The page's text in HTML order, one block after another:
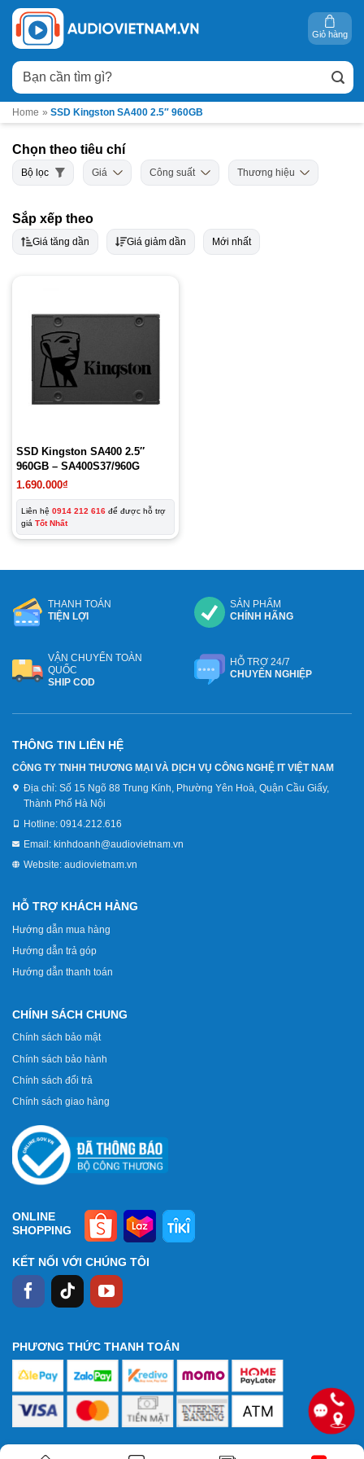
Bỏ
qua
nội
dung
Tìm
kiếm:
Giỏ hàng
Home » SSD Kingston SA400 2.5″ 960GB
Chọn theo tiêu chí
Bộ lọc Giá Công suất Thương hiệu
Sắp xếp theo
Giá tăng dần Giá giảm dần Mới nhất
SSD Kingston SA400 2.5″
960GB – SA400S37/960G
1.690.000₫
Liên hệ 0914 212 616 để được hỗ trợ
giá Tốt Nhất
THANH TOÁN
TIỆN LỢI
SẢN PHẨM
CHÍNH HÃNG
VẬN CHUYỂN TOÀN
QUỐC
SHIP COD
HỖ TRỢ 24/7
CHUYÊN NGHIỆP
THÔNG TIN LIÊN HỆ
CÔNG TY TNHH THƯƠNG MẠI VÀ DỊCH VỤ CÔNG NGHỆ IT VIỆT NAM
Địa chỉ: Số 15 Ngõ 88 Trung Kính, Phường Yên Hoà, Quận Cầu Giấy,
Thành Phố Hà Nội
Hotline: 0914.212.616
Email: kinhdoanh@audiovietnam.vn
Website: audiovietnam.vn
HỖ TRỢ KHÁCH HÀNG
Hướng dẫn mua hàng
Hướng dẫn trả góp
Hướng dẫn thanh toán
CHÍNH SÁCH CHUNG
Chính sách bảo mật
Chính sách bảo hành
Chính sách đổi trả
Chính sách giao hàng
ONLINE
SHOPPING
KẾT NỐI VỚI CHÚNG TÔI
PHƯƠNG THỨC THANH TOÁN